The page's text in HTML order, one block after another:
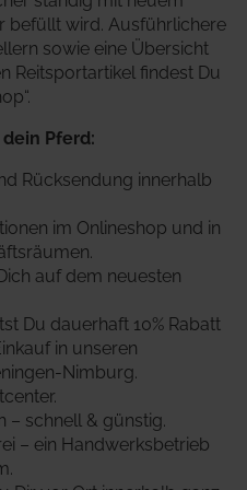
befüllt wird. Ausführlichere
sowie eine Übersicht
Reitsportartikel findest Du
Pferd:
Rücksendung innerhalb
im Onlineshop und in
auf dem neuesten
Du dauerhaft 10% Rabatt
in unseren
Nimburg.
schnell & günstig.
– ein Handwerksbetrieb